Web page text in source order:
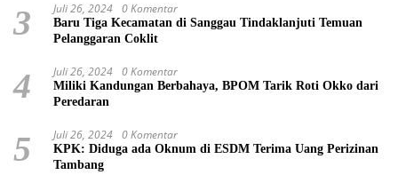
3 Juli 26, 2024 0 Komentar
Baru Tiga Kecamatan di Sanggau Tindaklanjuti Temuan
Pelanggaran Coklit
4 Juli 26, 2024 0 Komentar
Miliki Kandungan Berbahaya, BPOM Tarik Roti Okko dari
Peredaran
5 Juli 26, 2024 0 Komentar
KPK: Diduga ada Oknum di ESDM Terima Uang Perizinan
Tambang